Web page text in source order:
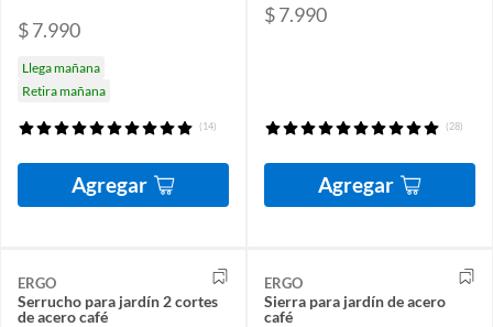
$ 7.990
Llega mañana
Retira mañana
(14)
Agregar
$ 7.990
(28)
Agregar
ERGO
Serrucho para jardín 2 cortes
de acero café
ERGO
Sierra para jardín de acero
café